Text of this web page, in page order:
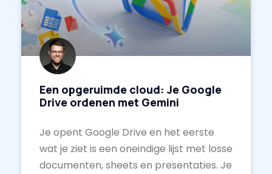
Een opgeruimde cloud: Je Google
Drive ordenen met Gemini
Je opent Google Drive en het eerste
wat je ziet is een oneindige lijst met losse
documenten, sheets en presentaties. Je